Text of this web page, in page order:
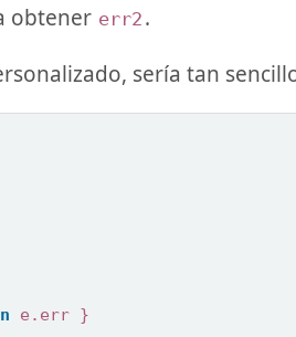
obtener err2 .
sería tan
e . err }